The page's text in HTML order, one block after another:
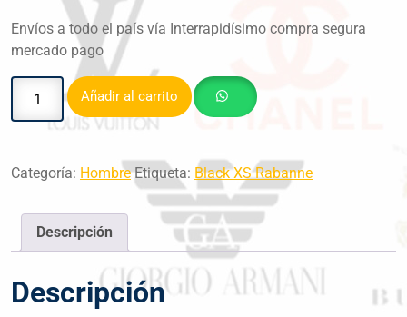
Envíos a todo el país vía Interrapidísimo compra segura
mercado pago
Añadir al carrito
Categoría: Hombre Etiqueta: Black XS Rabanne
Descripción
Descripción